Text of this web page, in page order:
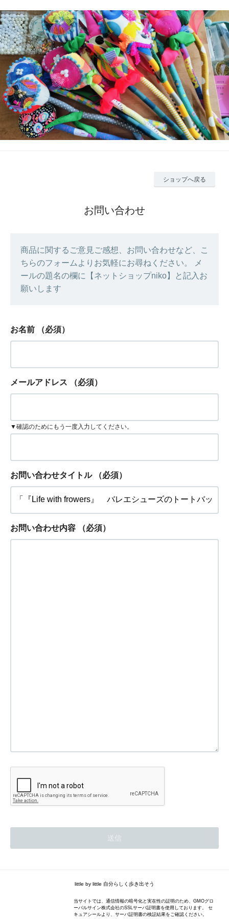
ショップへ戻る
お問い合わせ
商品に関するご意見ご感想、お問い合わせなど、こ
ちらのフォームよりお気軽にお尋ねください。 メ
ールの題名の欄に【ネットショップniko】と記入お
願いします
お名前 （必須）
メールアドレス （必須）
▼確認のためにもう一度入力してください。
お問い合わせタイトル （必須）
お問い合わせ内容 （必須）
little by little 自分らしく歩き出そう
当サイトでは、通信情報の暗号化と実在性の証明のため、GMOグロ
ーバルサイン株式会社のSSLサーバ証明書を使用しております。 セ
キュアシールより、サーバ証明書の検証結果をご確認ください。